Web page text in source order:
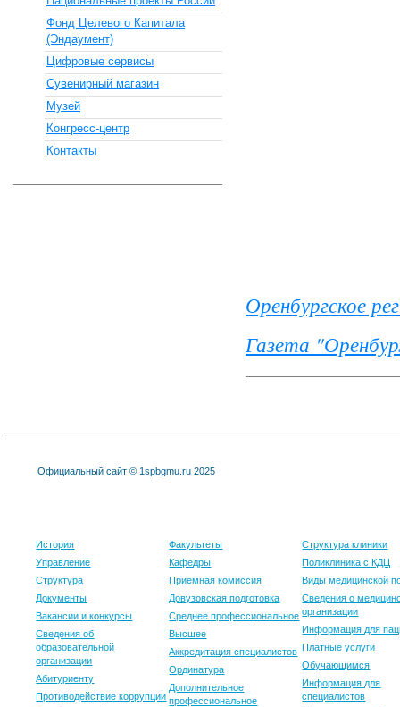
Оренбургское
Газета
Фонд Целевого Капитала
(Эндаумент)
Цифровые сервисы
Сувенирный магазин
Музей
Конгресс-центр
Контакты
Официальный сайт © 1spbgmu.ru 2025
История
Управление
Структура
Документы
Вакансии и конкурсы
Сведения об
образовательной
организации
Абитуриенту
Противодействие коррупции
Факультеты
Кафедры
Приемная комиссия
Довузовская подготовка
Среднее профессиональное
Высшее
Аккредитация специалистов
Ординатура
Дополнительное
профессиональное
Структура клиники
Поликлиника с КДЦ
Виды медицинской
Сведения о
организации
Информация для
Платные услуги
Обучающимся
Информация для
специалистов